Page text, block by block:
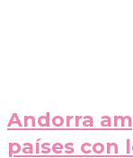
Andorra
países con